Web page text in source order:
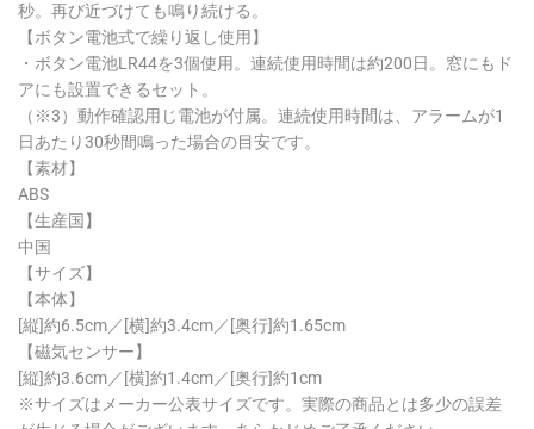
秒。再び近づけても鳴り続ける。
【ボタン電池式で繰り返し使用】
・ボタン電池LR44を3個使用。連続使用時間は約200日。窓にもド
アにも設置できるセット。
（※3）動作確認用じ電池が付属。連続使用時間は、アラームが1
日あたり30秒間鳴った場合の目安です。
【素材】
ABS
【生産国】
中国
【サイズ】
【本体】
[縦]約6.5cm／[横]約3.4cm／[奥行]約1.65cm
【磁気センサー】
[縦]約3.6cm／[横]約1.4cm／[奥行]約1cm
※サイズはメーカー公表サイズです。実際の商品とは多少の誤差